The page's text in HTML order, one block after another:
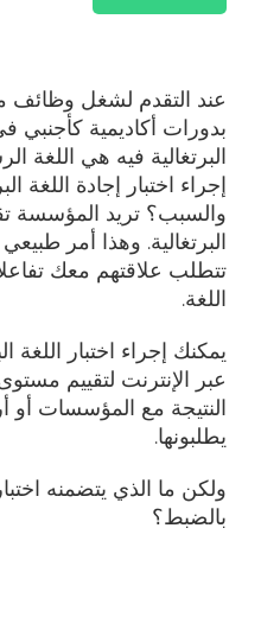
عند التقدم لشغل وظائف
بدورات أكاديمية كأجنبي
البرتغالية فيه هي اللغة
والسبب؟ تريد المؤسسة
البرتغالية. وهذا أمر
تتطلب علاقتهم معك
اللغة.
عبر الإنترنت لتقييم
النتيجة مع المؤسسات أو
يطلبونها.
بالضبط؟